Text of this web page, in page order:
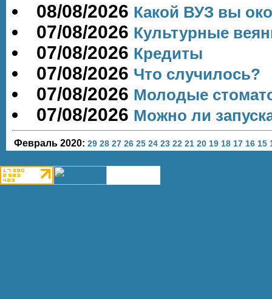
08/08/2026 Какой ВУЗ вы
07/08/2026 Культурные
07/08/2026 Кредиты
07/08/2026 Что случилось?
07/08/2026 Молодые
07/08/2026 Можно ли
Февраль 2020: 29 28 27 26 25 24 23 22 21 20 19 18 17 16 15